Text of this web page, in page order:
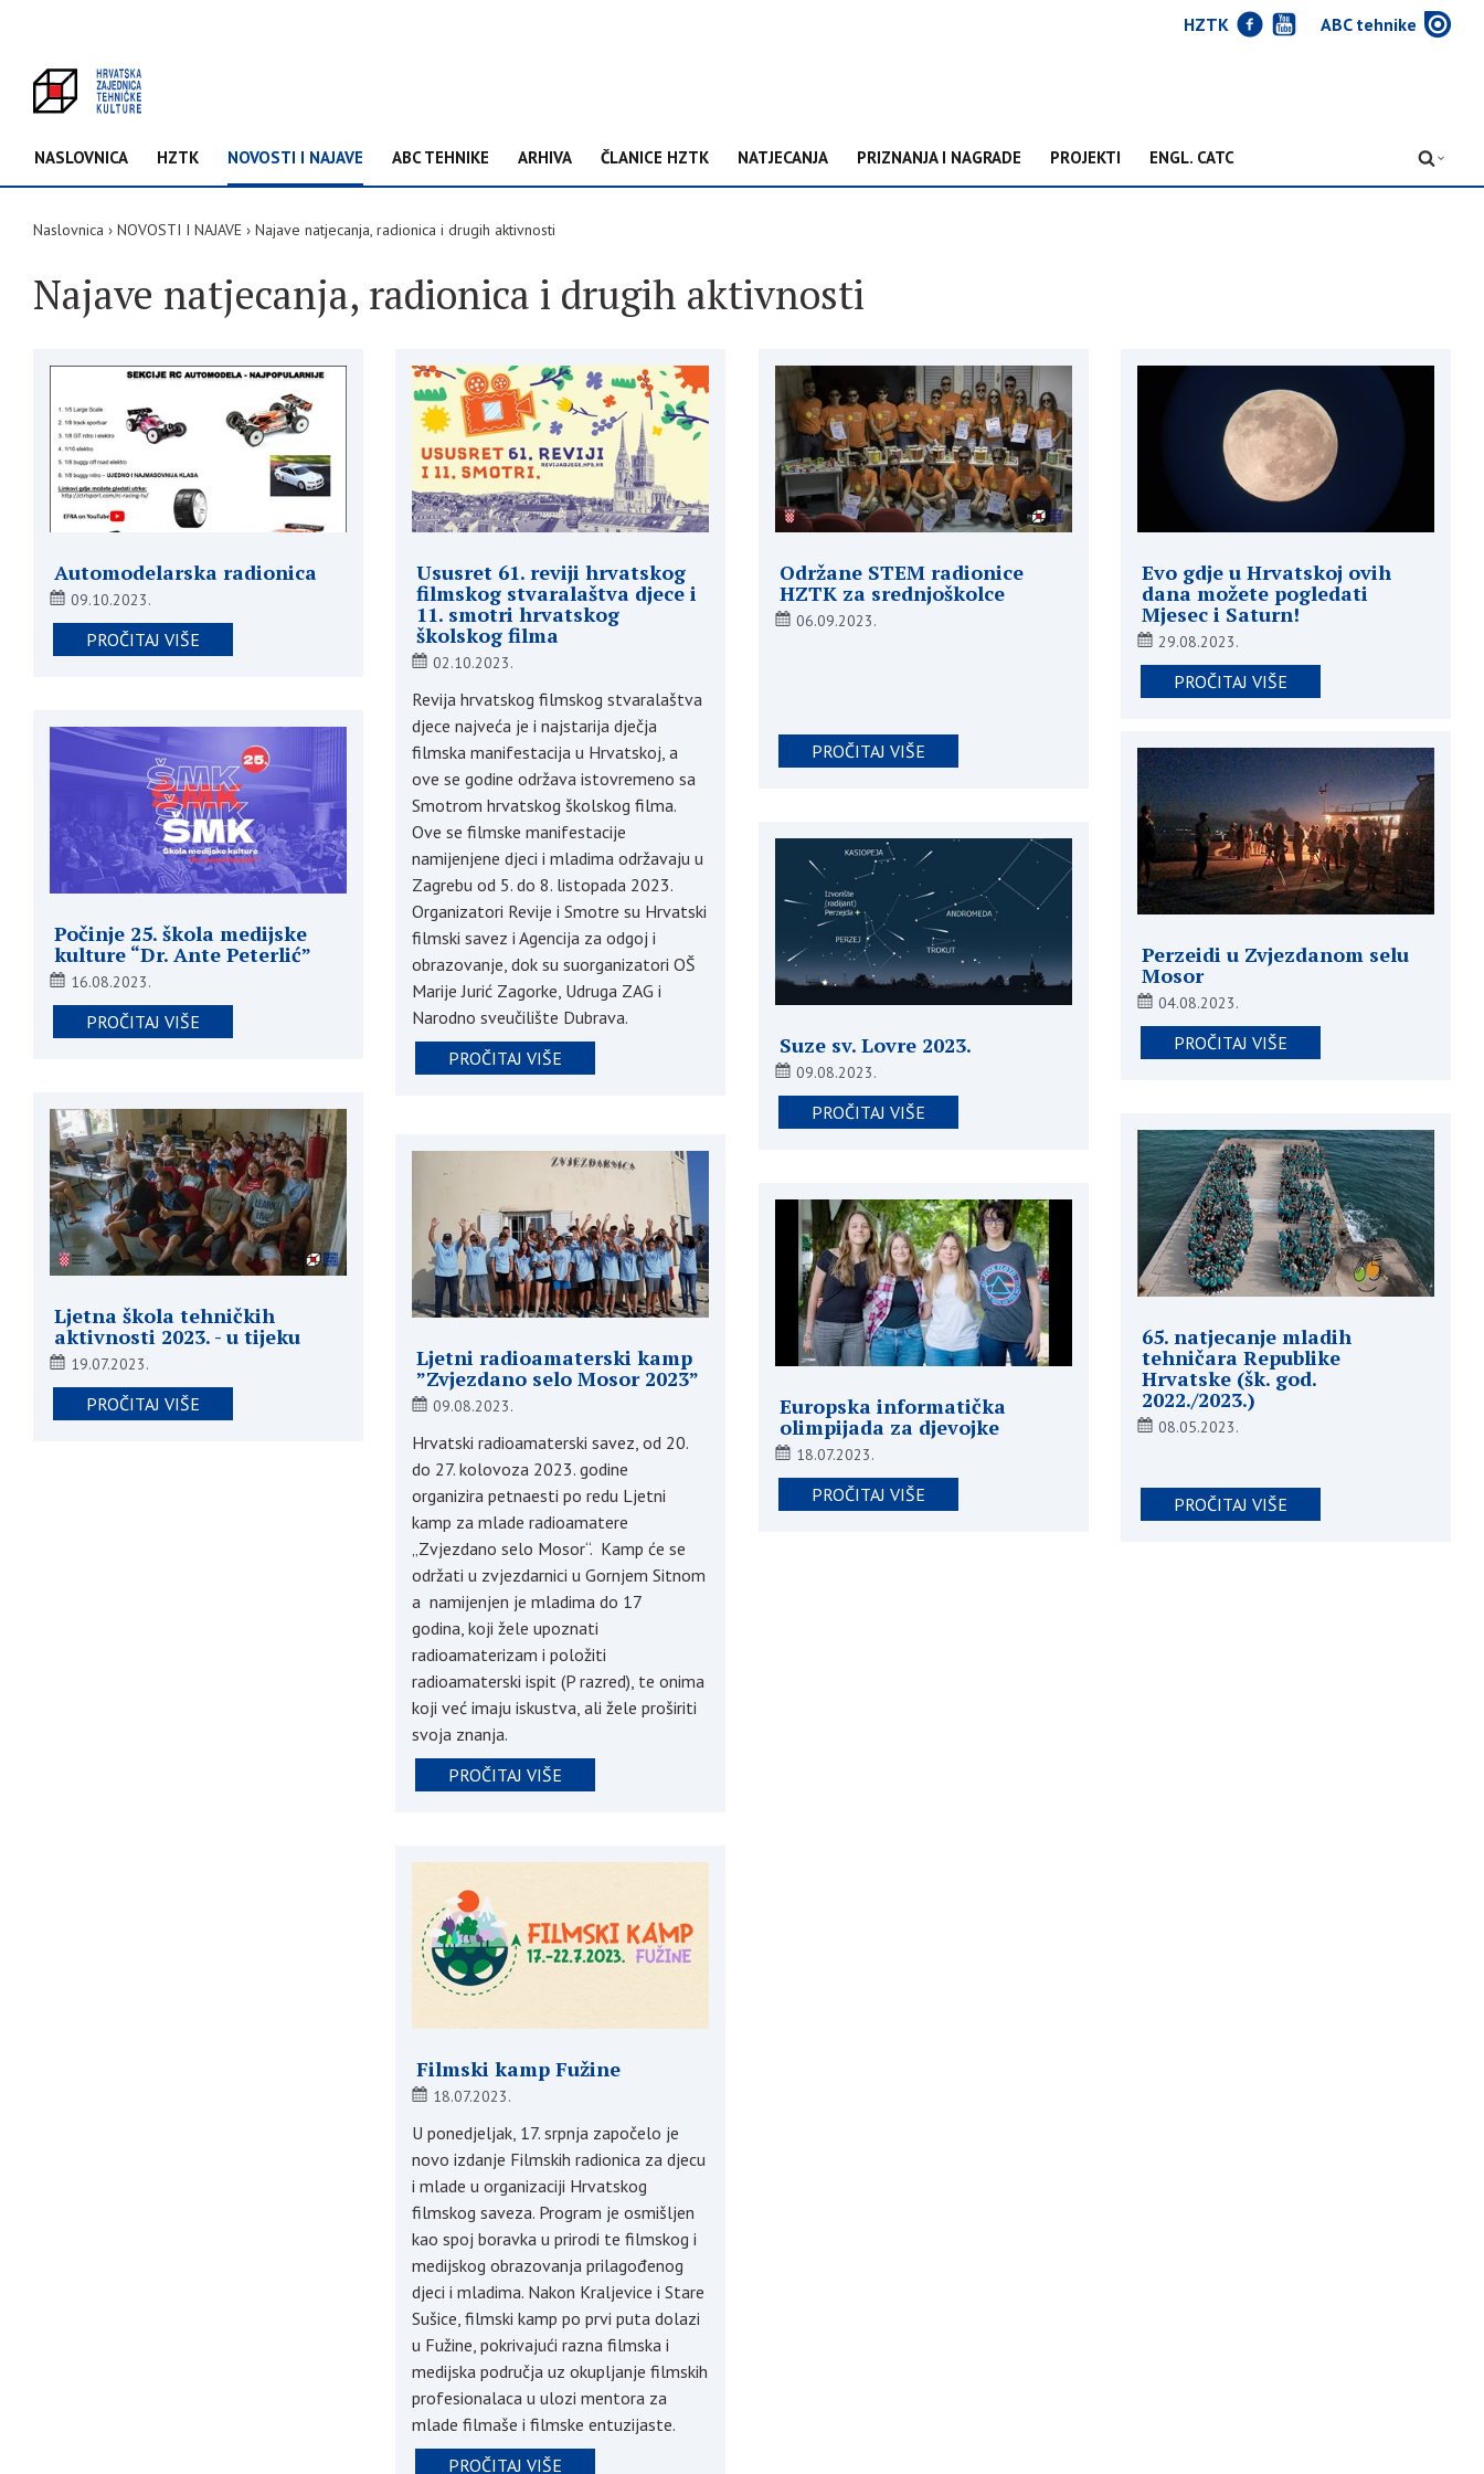
HZTK J Y ABC tehnike w
NASLOVNICA HZTK NOVOSTI I NAJAVE ABC TEHNIKE ARHIVA ČLANICE HZTK NATJECANJA PRIZNANJA I NAGRADE PROJEKTI ENGL. CATC D
Naslovnica NOVOSTI I NAJAVE Najave natjecanja, radionica i drugih aktivnosti
Najave natjecanja, radionica i drugih aktivnosti
Automodelarska radionica
09.10.2023.
PROČITAJ VIŠE
Ususret 61. reviji hrvatskog
filmskog stvaralaštva djece i
11. smotri hrvatskog
školskog filma
02.10.2023.
Revija hrvatskog filmskog stvaralaštva
djece najveća je i najstarija dječja
filmska manifestacija u Hrvatskoj, a
ove se godine održava istovremeno sa
Smotrom hrvatskog školskog filma.
Ove se filmske manifestacije
namijenjene djeci i mladima održavaju u
Zagrebu od 5. do 8. listopada 2023.
Organizatori Revije i Smotre su Hrvatski
filmski savez i Agencija za odgoj i
obrazovanje, dok su suorganizatori OŠ
Marije Jurić Zagorke, Udruga ZAG i
Narodno sveučilište Dubrava.
PROČITAJ VIŠE
Održane STEM radionice
HZTK za srednjoškolce
06.09.2023.
PROČITAJ VIŠE
Evo gdje u Hrvatskoj ovih
dana možete pogledati
Mjesec i Saturn!
29.08.2023.
PROČITAJ VIŠE
Počinje 25. škola medijske
kulture “Dr. Ante Peterlić”
16.08.2023.
PROČITAJ VIŠE
Ljetni radioamaterski kamp
”Zvjezdano selo Mosor 2023”
09.08.2023.
Hrvatski radioamaterski savez, od 20.
do 27. kolovoza 2023. godine
organizira petnaesti po redu Ljetni
kamp za mlade radioamatere
„Zvjezdano selo Mosor“. Kamp će se
održati u zvjezdarnici u Gornjem Sitnom
a namijenjen je mladima do 17
godina, koji žele upoznati
radioamaterizam i položiti
radioamaterski ispit (P razred), te onima
koji već imaju iskustva, ali žele proširiti
svoja znanja.
PROČITAJ VIŠE
Suze sv. Lovre 2023.
09.08.2023.
PROČITAJ VIŠE
Perzeidi u Zvjezdanom selu
Mosor
04.08.2023.
PROČITAJ VIŠE
Ljetna škola tehničkih
aktivnosti 2023. - u tijeku
19.07.2023.
PROČITAJ VIŠE
Filmski kamp Fužine
18.07.2023.
U ponedjeljak, 17. srpnja započelo je
novo izdanje Filmskih radionica za djecu
i mlade u organizaciji Hrvatskog
filmskog saveza. Program je osmišljen
kao spoj boravka u prirodi te filmskog i
medijskog obrazovanja prilagođenog
djeci i mladima. Nakon Kraljevice i Stare
Sušice, filmski kamp po prvi puta dolazi
u Fužine, pokrivajući razna filmska i
medijska područja uz okupljanje filmskih
profesionalaca u ulozi mentora za
mlade filmaše i filmske entuzijaste.
PROČITAJ VIŠE
Europska informatička
olimpijada za djevojke
18.07.2023.
PROČITAJ VIŠE
65. natjecanje mladih
tehničara Republike
Hrvatske (šk. god.
2022./2023.)
08.05.2023.
PROČITAJ VIŠE